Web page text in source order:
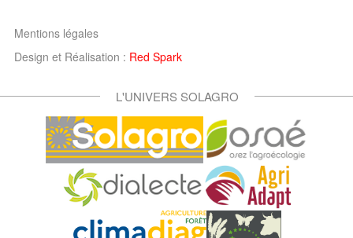
Mentions légales
Design et Réalisation : Red Spark
L'UNIVERS SOLAGRO